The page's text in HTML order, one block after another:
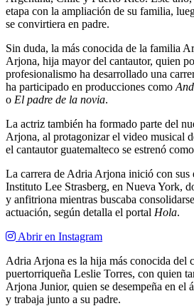
etapa con la ampliación de su familia,
se convirtiera en padre.
Sin duda, la más conocida de la familia
Arjona, hija mayor del cantautor, quien
profesionalismo ha desarrollado una
ha participado en producciones como
o El padre de la novia.
La actriz también ha formado parte del
Arjona, al protagonizar el video musical
el cantautor guatemalteco se estrenó
La carrera de Adria Arjona inició con sus
Instituto Lee Strasberg, en Nueva York,
y anfitriona mientras buscaba
actuación, según detalla el portal Hola.
Abrir en Instagram
Adria Arjona es la hija más conocida del
puertorriqueña Leslie Torres, con quien
Arjona Junior, quien se desempeña en el
y trabaja junto a su padre.